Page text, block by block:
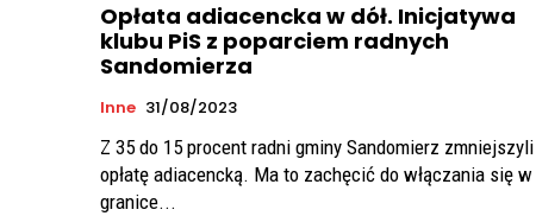
Opłata adiacencka w dół. Inicjatywa
klubu PiS z poparciem radnych
Sandomierza
Inne 31/08/2023
Z 35 do 15 procent radni gminy Sandomierz zmniejszyli
opłatę adiacencką. Ma to zachęcić do włączania się w
granice...